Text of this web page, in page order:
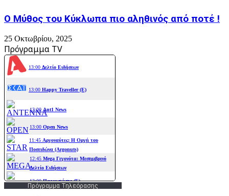
Ο Μύθος του Κύκλωπα πιο αληθινός από ποτέ !
25 Οκτωβρίου, 2025
Πρόγραμμα TV
Πρόγραμμα Τηλεόρασης